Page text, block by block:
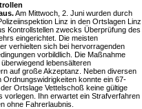
Am Mittwoch, 2. Juni wurden durch
Linz in den Ortslagen Linz
Kontrollstellen zwecks Überprüfung des
eingerichtet. Die meisten
verhielten sich bei hervorragenden
vorbildlich. Die Maßnahme
lebensälteren
auf große Akzeptanz. Neben diversen
Ordnungswidrigkeiten konnte ein 67-
Ortslage Vettelschoß keine gültige
vorlegen. Ihn erwartet ein Strafverfahren
ohne Fahrerlaubnis.